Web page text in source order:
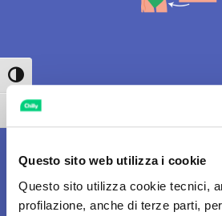
Questo sito web utilizza i cookie
Questo sito utilizza cookie tecnici,
profilazione, anche di terze parti,
Attiva/disattiva alto contrasto
Attiva/disattiva dimensione testo